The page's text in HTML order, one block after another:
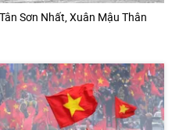
Sơn Nhất, Xuân Mậu Thân